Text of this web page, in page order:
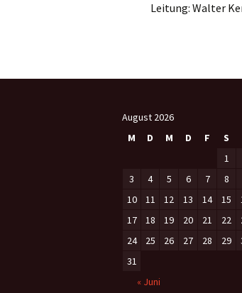
Leitung: Walter
August 2026
M
D M D F S
1
3
4 5 6 7 8
10
11 12 13 14 15
17
18 19 20 21 22
24
25 26 27 28 29
31
« Juni